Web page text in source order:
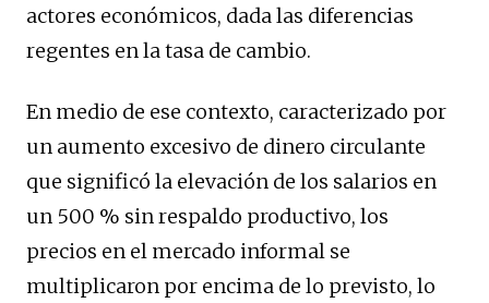
actores económicos, dada las diferencias
regentes en la tasa de cambio.
En medio de ese contexto, caracterizado por
un aumento excesivo de dinero circulante
que significó la elevación de los salarios en
un 500 % sin respaldo productivo, los
precios en el mercado informal se
multiplicaron por encima de lo previsto, lo